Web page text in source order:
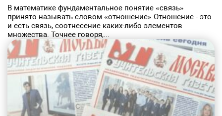
​В математике фундаментальное понятие «связь»
принято называть словом «отношение».Отношение - это
и есть связь, соотнесение каких-либо элементов
множества. Точнее говоря,...